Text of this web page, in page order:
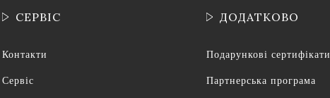
СЕРВІС
Контакти
Сервіс
ДОДАТКОВО
Подарункові сертифікати
Партнерська програма